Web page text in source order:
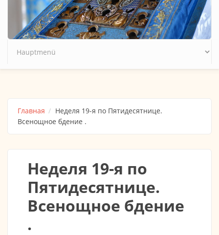
Главная
Неделя 19-я по Пятидесятнице.
Всенощное бдение .
Неделя 19-я по
Пятидесятнице.
Всенощное бдение
.